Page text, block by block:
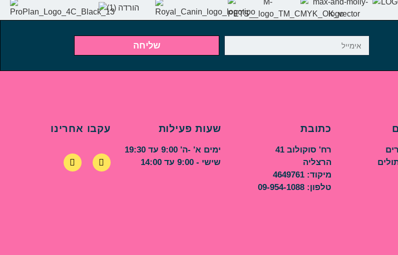
שליחה
כתובת
רח' סוקולוב 41
הרצליה
מיקוד: 4649761
טלפון: 09-954-1088
שעות פעילות
ימים א' -ה' 9:00 עד 19:30
שישי - 9:00 עד 14:00
עקבו אחרינו